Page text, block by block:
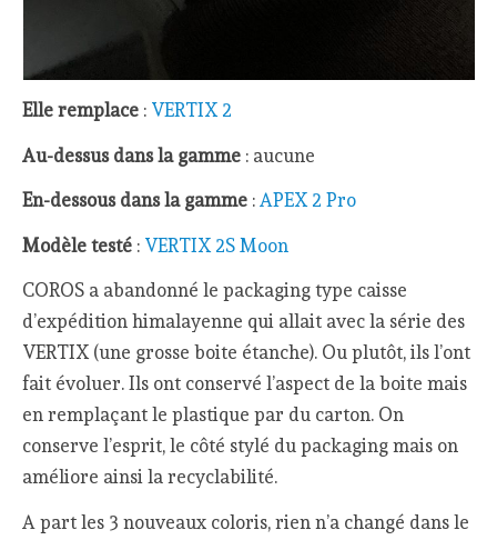
Elle remplace : VERTIX 2
Au-dessus dans la gamme : aucune
En-dessous dans la gamme :APEX 2 Pro
Modèle testé : VERTIX 2S Moon
COROS a abandonné le packaging type caisse
d’expédition himalayenne qui allait avec la série des
VERTIX (une grosse boite étanche). Ou plutôt, ils l’ont
fait évoluer. Ils ont conservé l’aspect de la boite mais
en remplaçant le plastique par du carton. On
conserve l’esprit, le côté stylé du packaging mais on
améliore ainsi la recyclabilité.
A part les 3 nouveaux coloris, rien n’a changé dans le